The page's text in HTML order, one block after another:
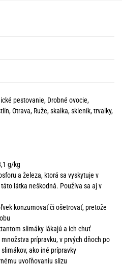
pestovanie, Drobné ovocie,
Otrava, Ruže, skalka, skleník, trvalky,
g/kg
a železa, ktorá sa vyskytuje v
látka neškodná. Používa sa aj v
konzumovať či ošetrovať, pretože
slimáky lákajú a ich chuť
prípravku, v prvých dňoch po
ako iné prípravky
uvoľňovaniu slizu